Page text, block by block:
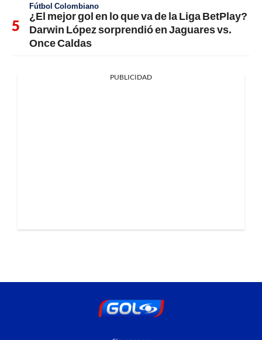
Fútbol Colombiano
¿El mejor gol en lo que va de la Liga BetPlay?
Darwin López sorprendió en Jaguares vs.
Once Caldas
PUBLICIDAD